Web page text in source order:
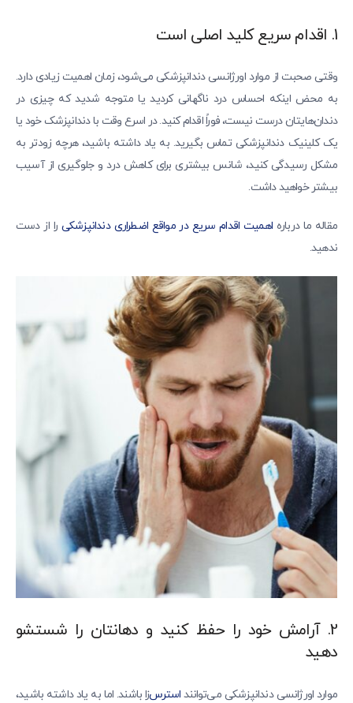
1. اقدام سریع کلید اصلی است
وقتی صحبت از موارد اورژانسی دندانپزشکی می‌شود، زمان اهمیت زیادی دارد.
به محض اینکه احساس درد ناگهانی کردید یا متوجه شدید که چیزی در
دندان‌هایتان درست نیست، فوراً اقدام کنید. در اسرع وقت با دندانپزشک خود یا
یک کلینیک دندانپزشکی تماس بگیرید. به یاد داشته باشید، هرچه زودتر به
مشکل رسیدگی کنید، شانس بیشتری برای کاهش درد و جلوگیری از آسیب
بیشتر خواهید داشت.
مقاله ما درباره اهمیت اقدام سریع در مواقع اضطراری دندانپزشکی را از دست
ندهید.
2. آرامش خود را حفظ کنید و دهانتان را شستشو
دهید
موارد اورژانسی دندانپزشکی می‌توانند استرس‌زا باشند. اما به یاد داشته باشید،